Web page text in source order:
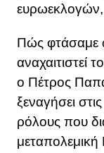
ευρωεκλογών,
Πώς φτάσαμε
αναχαιτιστεί
ο Πέτρος
ξεναγήσει
ρόλους που